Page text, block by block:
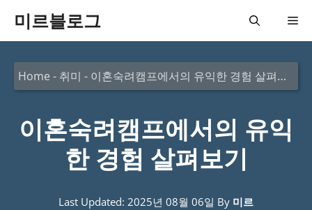
미르블로그 메
뉴
Home - 취미 - 이혼숙려캠프에서의 유익한 경험 살펴보기
이혼숙려캠프에서의 유익
한 경험 살펴보기
Last Updated: 2025년 08월 06일 By 미르